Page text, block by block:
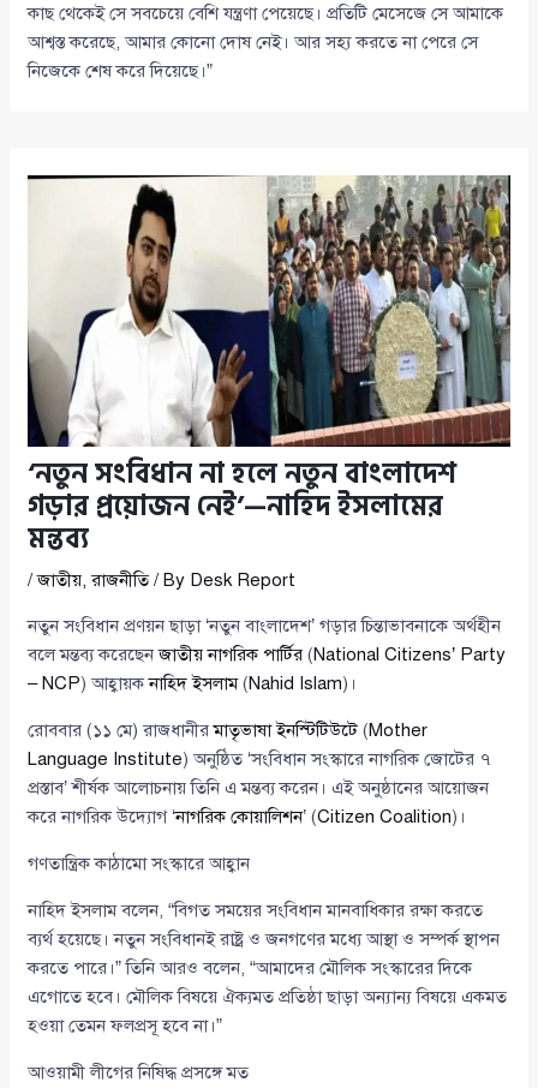
কাছ থেকেই সে সবচেয়ে বেশি যন্ত্রণা পেয়েছে। প্রতিটি মেসেজে সে আমাকে
আশ্বস্ত করেছে, আমার কোনো দোষ নেই। আর সহ্য করতে না পেরে সে
নিজেকে শেষ করে দিয়েছে।”
‘নতুন সংবিধান না হলে নতুন বাংলাদেশ
গড়ার প্রয়োজন নেই’—নাহিদ ইসলামের
মন্তব্য
/জাতীয়,রাজনীতি/ By Desk Report
নতুন সংবিধান প্রণয়ন ছাড়া ‘নতুন বাংলাদেশ’ গড়ার চিন্তাভাবনাকে অর্থহীন
বলে মন্তব্য করেছেনজাতীয় নাগরিক পার্টির (National Citizens’ Party
– NCP) আহ্বায়কনাহিদ ইসলাম(Nahid Islam)।
রোববার (১১ মে) রাজধানীরমাতৃভাষা ইনস্টিটিউটে (Mother
Language Institute) অনুষ্ঠিত ‘সংবিধান সংস্কারে নাগরিক জোটের ৭
প্রস্তাব’ শীর্ষক আলোচনায় তিনি এ মন্তব্য করেন। এই অনুষ্ঠানের আয়োজন
করে নাগরিক উদ্যোগ ‘নাগরিক কোয়ালিশন’ (Citizen Coalition)।
গণতান্ত্রিক কাঠামো সংস্কারে আহ্বান
নাহিদ ইসলাম বলেন, “বিগত সময়ের সংবিধান মানবাধিকার রক্ষা করতে
ব্যর্থ হয়েছে। নতুন সংবিধানই রাষ্ট্র ও জনগণের মধ্যে আস্থা ও সম্পর্ক স্থাপন
করতে পারে।” তিনি আরও বলেন, “আমাদের মৌলিক সংস্কারের দিকে
এগোতে হবে। মৌলিক বিষয়ে ঐক্যমত প্রতিষ্ঠা ছাড়া অন্যান্য বিষয়ে একমত
হওয়া তেমন ফলপ্রসূ হবে না।”
আওয়ামী লীগের নিষিদ্ধ প্রসঙ্গে মত